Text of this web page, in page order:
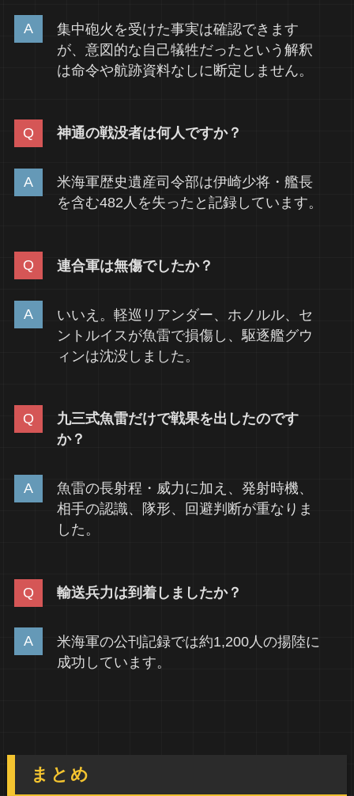
集中砲火を受けた事実は確認できます
が、意図的な自己犠牲だったという解釈
は命令や航跡資料なしに断定しません。
神通の戦没者は何人ですか？
米海軍歴史遺産司令部は伊崎少将・艦長
を含む482人を失ったと記録しています。
連合軍は無傷でしたか？
いいえ。軽巡リアンダー、ホノルル、セ
ントルイスが魚雷で損傷し、駆逐艦グウ
ィンは沈没しました。
九三式魚雷だけで戦果を出したのです
か？
魚雷の長射程・威力に加え、発射時機、
相手の認識、隊形、回避判断が重なりま
した。
輸送兵力は到着しましたか？
米海軍の公刊記録では約1,200人の揚陸に
成功しています。
まとめ